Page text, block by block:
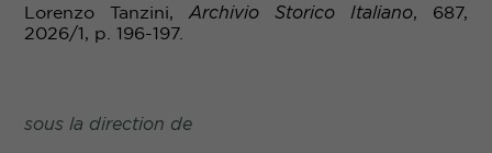
Lorenzo Tanzini, Archivio Storico Italiano, 687,
2026/1, p. 196-197.
sous la direction de